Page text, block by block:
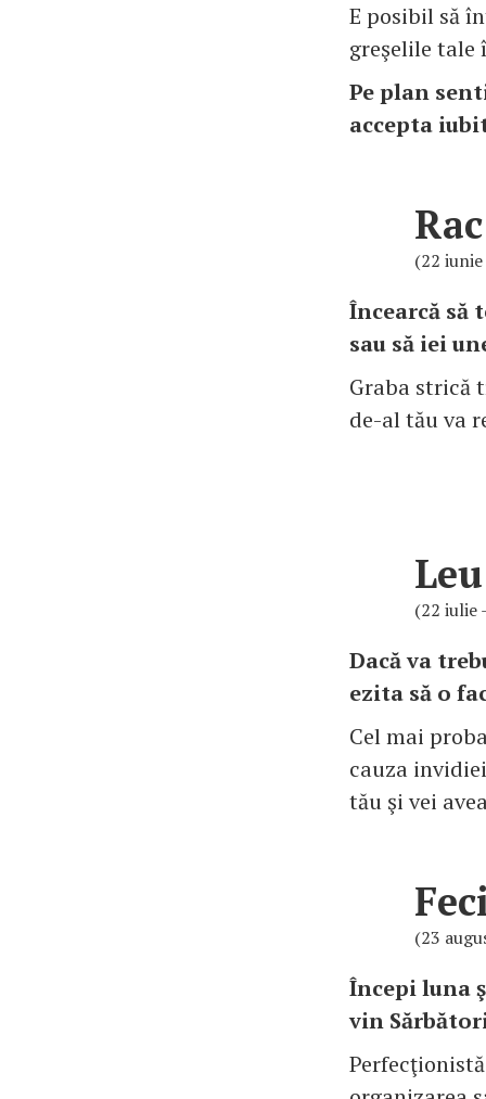
E posibil să
greşelile tale
Pe plan
accepta
Rac
(22
Încearcă să
sau să iei
Graba strică
de-al tău va
Leu
(22 iulie
Dacă va
ezita să o
Cel mai
cauza
tău şi vei
(23
Începi luna
vin